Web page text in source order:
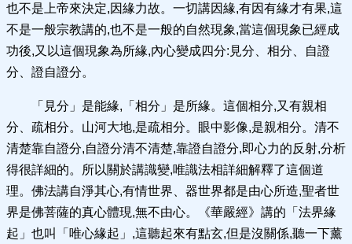
也不是上帝來決定,因緣力故。一切講因緣,有因有緣才有果,這
不是一般宗教講的,也不是一般的自然現象,當這個現象已經成
功後,又以這個現象為所緣,內心變成四分:見分、相分、自證
分、證自證分。
「見分」是能緣,「相分」是所緣。這個相分,又有親相
分、疏相分。山河大地,是疏相分。眼中影像,是親相分。清不
清楚靠自證分,自證分清不清楚,靠證自證分,即心力的反射,分析
得很詳細的。所以關於講識變,唯識法相詳細解釋了這個道
理。佛法講自淨其心,有情世界、器世界都是由心所造,聖者世
界是佛菩薩的真心體現,無不由心。《華嚴經》講的「法界緣
起」也叫「唯心緣起」,這聽起來有點玄,但是沒關係,聽一下薰